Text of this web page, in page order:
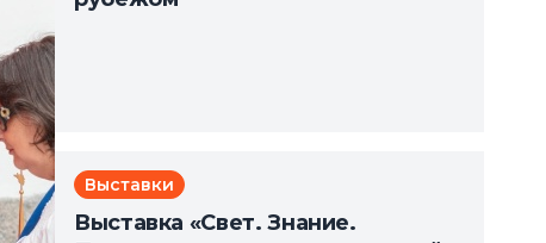
Выставки
Выставка «Свет. Знание.